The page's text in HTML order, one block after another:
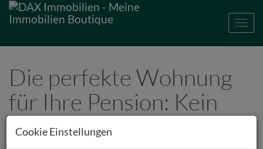
Die perfekte Wohnung
für Ihre Pension: Kein
Stress, viel Komfort und
Cookie Einstellungen